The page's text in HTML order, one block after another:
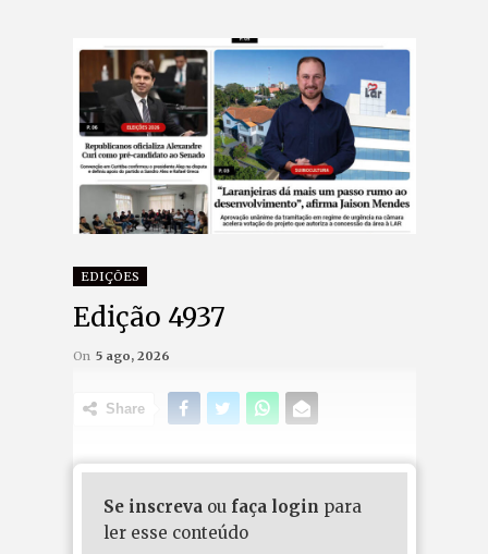
EDIÇÕES
Edição 4937
On 5 ago, 2026
Share
Se inscrevaou faça login para
ler esse conteúdo